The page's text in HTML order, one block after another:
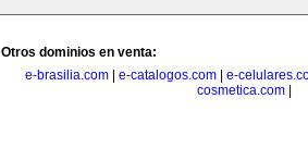
Otros dominios en venta:
e-brasilia.com
e-catalogos.com
e-
cosmetica.com|